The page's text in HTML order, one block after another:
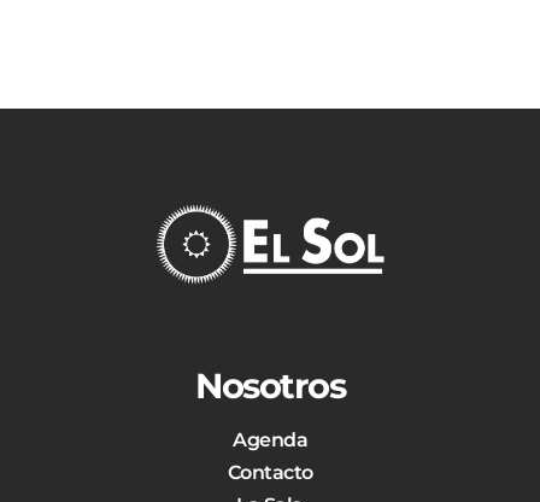
Nosotros
Agenda
Contacto